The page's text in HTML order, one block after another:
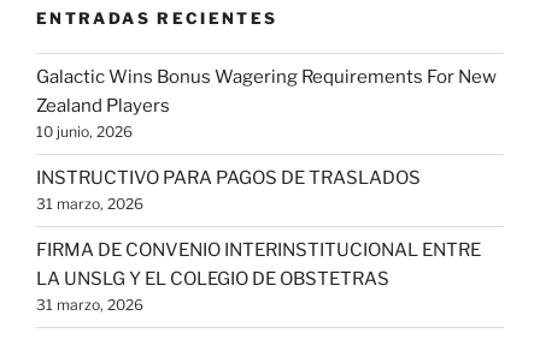
ENTRADAS RECIENTES
Galactic Wins Bonus Wagering Requirements For New
Zealand Players
10 junio, 2026
INSTRUCTIVO PARA PAGOS DE TRASLADOS
31 marzo, 2026
FIRMA DE CONVENIO INTERINSTITUCIONAL ENTRE
LA UNSLG Y EL COLEGIO DE OBSTETRAS
31 marzo, 2026